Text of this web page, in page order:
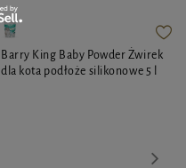
Barry King Baby Powder Żwirek
dla kota podłoże silikonowe 5 l